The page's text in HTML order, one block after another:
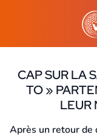
CAP SUR LA
TO »
LEUR
Après un retour